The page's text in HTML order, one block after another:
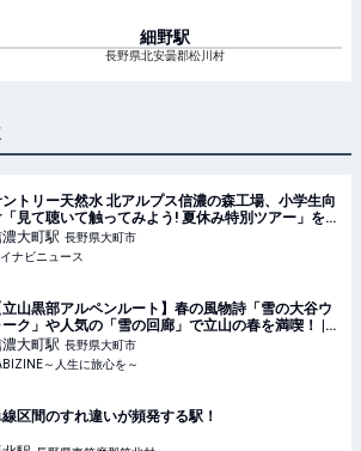
細野駅
長野県北安曇郡松川村
トリー天然水 北アルプス信濃の森工場、小学生向
見て聴いて触ってみよう! 夏休み特別ツアー」を開
大町駅 長野県大町市
ナビニュース
立山黒部アルペンルート】春の風物詩「雪の大谷ウ
ーク」や人気の「雪の回廊」で立山の春を満喫！ |
～人生に旅心を～
大町駅 長野県大町市
～人生に旅心を～
区間のすれ違いが頻発する駅！